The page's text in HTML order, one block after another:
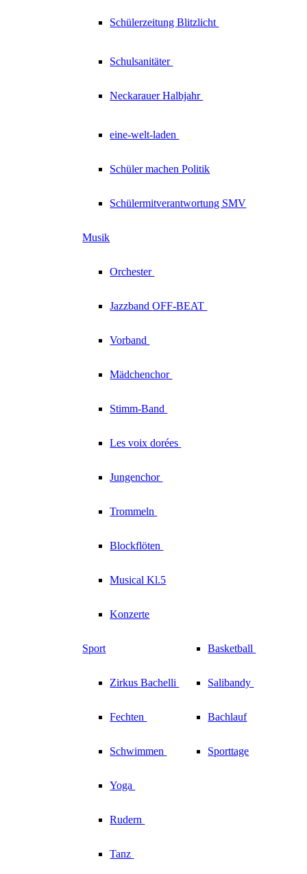
SchülerzeitungBlitzlicht
Schulsanitäter
NeckarauerHalbjahr
eine-welt-laden
Schüler machen Politik
Schülermitverantwortung SMV
Musik
Orchester
JazzbandOFF-BEAT
Vorband
Mädchenchor
Stimm-Band
Les voixdorées
Jungenchor
Trommeln
Blockflöten
Musical Kl.5
Konzerte
Sport
ZirkusBachelli
Fechten
Schwimmen
Yoga
Rudern
Tanz
Basketball
Salibandy
Bachlauf
Sporttage